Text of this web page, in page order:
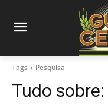
Tags Pesquisa
Tudo sobre: